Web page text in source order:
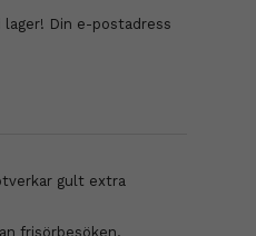
Din e-postadress
gult extra
frisörbesöken.